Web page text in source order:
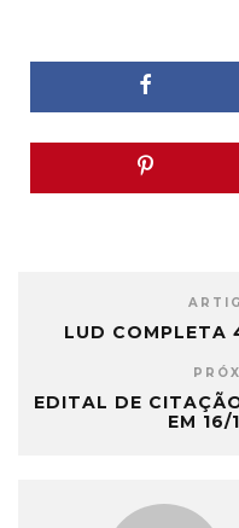
LUD COMPLETA
EDITAL DE
EM 16/